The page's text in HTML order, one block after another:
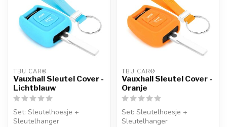
TBU CAR®
Vauxhall Sleutel Cover -
Lichtblauw
Set: Sleutelhoesje +
Sleutelhanger
TBU CAR®
Vauxhall Sleutel Cover -
Oranje
Set: Sleutelhoesje +
Sleutelhanger